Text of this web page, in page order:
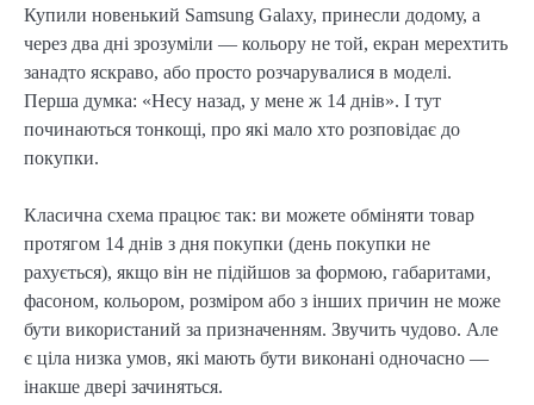
Купили новенький Samsung Galaxy, принесли додому, а
через два дні зрозуміли — кольору не той, екран мерехтить
занадто яскраво, або просто розчарувалися в моделі.
Перша думка: «Несу назад, у мене ж 14 днів». І тут
починаються тонкощі, про які мало хто розповідає до
покупки.
Класична схема працює так: ви можете обміняти товар
протягом 14 днів з дня покупки (день покупки не
рахується), якщо він не підійшов за формою, габаритами,
фасоном, кольором, розміром або з інших причин не може
бути використаний за призначенням. Звучить чудово. Але
є ціла низка умов, які мають бути виконані одночасно —
інакше двері зачиняться.